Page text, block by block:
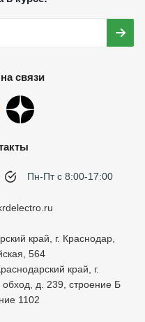
связи
Пн-Пт с 8:00-17:00
край, г. Краснодар,
564
край, г.
д. 239, строение Б
1102